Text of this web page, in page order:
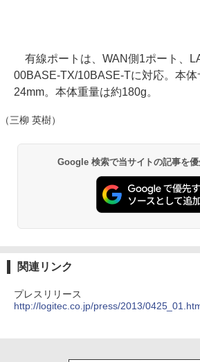
有線ポートは、WAN側1ポート、
00BASE-TX/10BASE-Tに対応。本
24mm。本体重量は約180g。
（三柳 英樹）
Google 検索で当サイトの記事を
関連リンク
プレスリリース
http://logitec.co.jp/press/2013/